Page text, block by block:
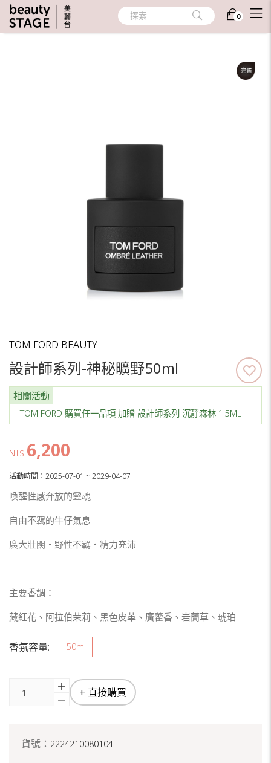
探索 0
首頁/ 香氛 / 隨身香氛
TOM FORD BEAUTY
設計師系列-神秘曠野50ml
相關活動
TOM FORD 購買任一品項 加贈 設計師系列 沉靜森林 1.5ML
NT$ 6,200
活動時間：2025-07-01 ~ 2029-04-07
喚醒性感奔放的靈魂
自由不羈的牛仔氣息
廣大壯闊‧野性不羈‧精力充沛
主要香調：
藏紅花、阿拉伯茉莉、黑色皮革、廣藿香、岩蘭草、琥珀
香氛容量: 50ml
+ 直接購買
貨號： 2224210080104